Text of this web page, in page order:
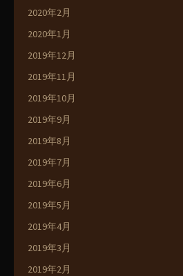
2020年2月
2020年1月
2019年12月
2019年11月
2019年10月
2019年9月
2019年8月
2019年7月
2019年6月
2019年5月
2019年4月
2019年3月
2019年2月